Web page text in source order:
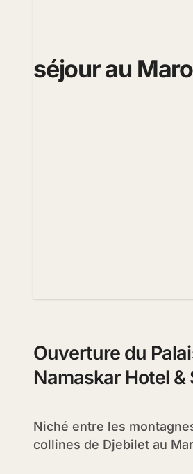
séjour au
Ouverture du
Namaskar Hotel
Niché entre les montagnes de l’Atlas et les
collines de Djebilet au